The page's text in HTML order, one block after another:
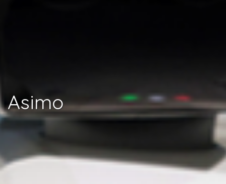
Asimo